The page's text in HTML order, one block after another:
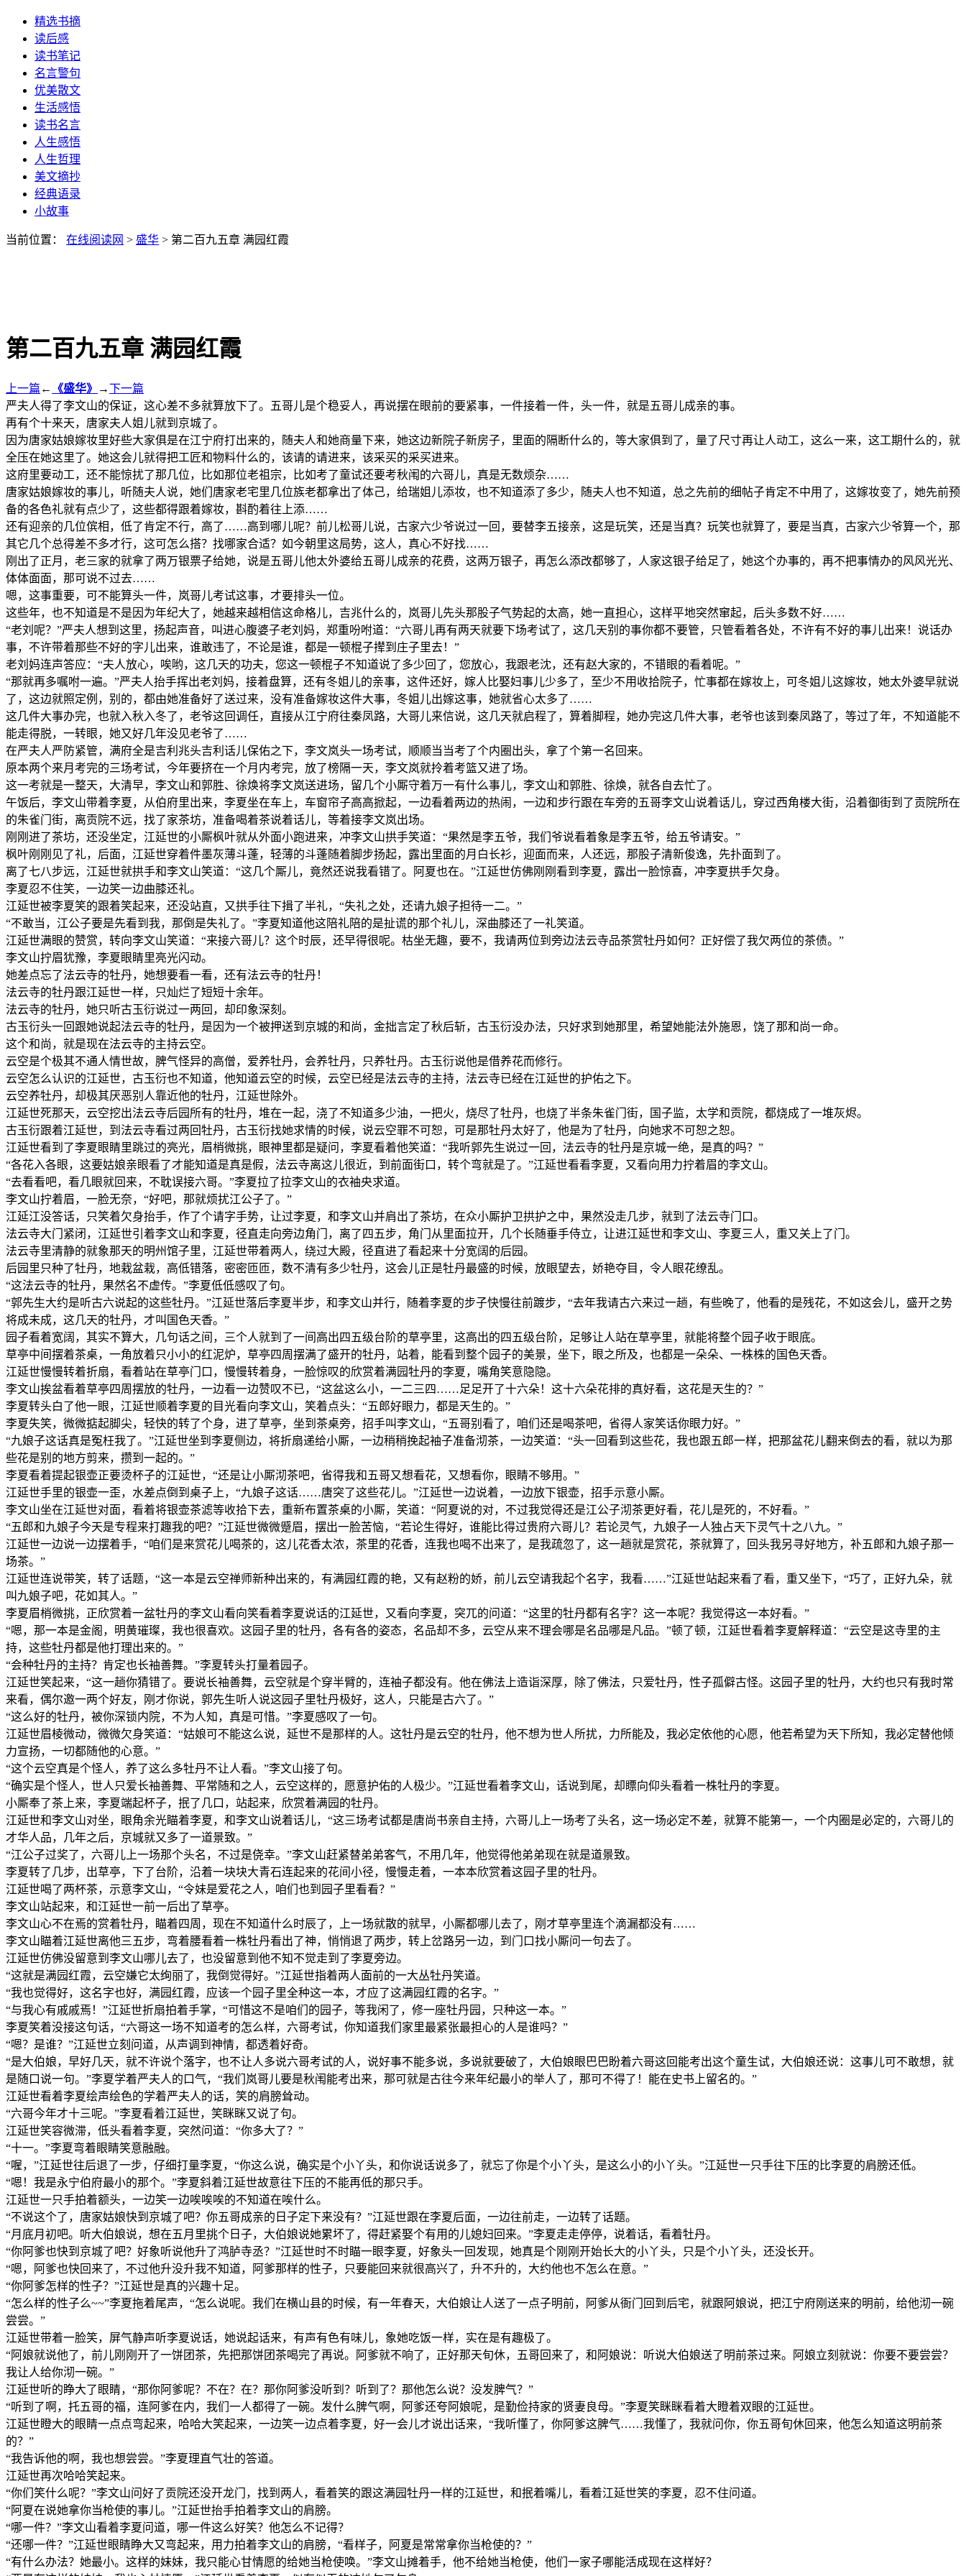
精选书摘
读后感
读书笔记
名言警句
优美散文
生活感悟
读书名言
人生感悟
人生哲理
美文摘抄
经典语录
小故事
当前位置： 在线阅读网 > 盛华 > 第二百九五章 满园红霞
第二百九五章 满园红霞
上一篇 ← 《盛华》 →下一篇
严夫人得了李文山的保证，这心差不多就算放下了。五哥儿是个稳妥人，再说摆在眼前的要紧事，一件接着一件，头一件，就是五哥儿成亲的事。
再有个十来天，唐家夫人姐儿就到京城了。
因为唐家姑娘嫁妆里好些大家俱是在江宁府打出来的，随夫人和她商量下来，她这边新院子新房子，里面的隔断什么的，等大家俱到了，量了尺寸再让人动工，这么一来，这工期什么的，就
全压在她这里了。她这会儿就得把工匠和物料什么的，该请的请进来，该采买的采买进来。
这府里要动工，还不能惊扰了那几位，比如那位老祖宗，比如考了童试还要考秋闱的六哥儿，真是无数烦杂……
唐家姑娘嫁妆的事儿，听随夫人说，她们唐家老宅里几位族老都拿出了体己，给瑞姐儿添妆，也不知道添了多少，随夫人也不知道，总之先前的细帖子肯定不中用了，这嫁妆变了，她先前预
备的各色礼就有点少了，这些都得跟着嫁妆，斟酌着往上添……
还有迎亲的几位傧相，低了肯定不行，高了……高到哪儿呢？前儿松哥儿说，古家六少爷说过一回，要替李五接亲，这是玩笑，还是当真？玩笑也就算了，要是当真，古家六少爷算一个，那
其它几个总得差不多才行，这可怎么搭？找哪家合适？如今朝里这局势，这人，真心不好找……
刚出了正月，老三家的就拿了两万银票子给她，说是五哥儿他太外婆给五哥儿成亲的花费，这两万银子，再怎么添改都够了，人家这银子给足了，她这个办事的，再不把事情办的风风光光、
体体面面，那可说不过去……
嗯，这事重要，可不能算头一件，岚哥儿考试这事，才要排头一位。
这些年，也不知道是不是因为年纪大了，她越来越相信这命格儿，吉兆什么的，岚哥儿先头那股子气势起的太高，她一直担心，这样平地突然窜起，后头多数不好……
“老刘呢？”严夫人想到这里，扬起声音，叫进心腹婆子老刘妈，郑重吩咐道：“六哥儿再有两天就要下场考试了，这几天别的事你都不要管，只管看着各处，不许有不好的事儿出来！说话办
事，不许带着那些不好的字儿出来，谁敢违了，不论是谁，都是一顿棍子撵到庄子里去！”
老刘妈连声答应：“夫人放心，唉哟，这几天的功夫，您这一顿棍子不知道说了多少回了，您放心，我跟老沈，还有赵大家的，不错眼的看着呢。”
“那就再多嘱咐一遍。”严夫人抬手挥出老刘妈，接着盘算，还有冬姐儿的亲事，这件还好，嫁人比娶妇事儿少多了，至少不用收拾院子，忙事都在嫁妆上，可冬姐儿这嫁妆，她太外婆早就说
了，这边就照定例，别的，都由她准备好了送过来，没有准备嫁妆这件大事，冬姐儿出嫁这事，她就省心太多了……
这几件大事办完，也就入秋入冬了，老爷这回调任，直接从江宁府往秦凤路，大哥儿来信说，这几天就启程了，算着脚程，她办完这几件大事，老爷也该到秦凤路了，等过了年，不知道能不
能走得脱，一转眼，她又好几年没见老爷了……
在严夫人严防紧管，满府全是吉利兆头吉利话儿保佑之下，李文岚头一场考试，顺顺当当考了个内圈出头，拿了个第一名回来。
原本两个来月考完的三场考试，今年要挤在一个月内考完，放了榜隔一天，李文岚就拎着考篮又进了场。
这一考就是一整天，大清早，李文山和郭胜、徐焕将李文岚送进场，留几个小厮守着万一有什么事儿，李文山和郭胜、徐焕，就各自去忙了。
午饭后，李文山带着李夏，从伯府里出来，李夏坐在车上，车窗帘子高高掀起，一边看着两边的热闹，一边和步行跟在车旁的五哥李文山说着话儿，穿过西角楼大街，沿着御街到了贡院所在
的朱雀门街，离贡院不远，找了家茶坊，准备喝着茶说着话儿，等着接李文岚出场。
刚刚进了茶坊，还没坐定，江延世的小厮枫叶就从外面小跑进来，冲李文山拱手笑道：“果然是李五爷，我们爷说看着象是李五爷，给五爷请安。”
枫叶刚刚见了礼，后面，江延世穿着件墨灰薄斗蓬，轻薄的斗蓬随着脚步扬起，露出里面的月白长衫，迎面而来，人还远，那股子清新俊逸，先扑面到了。
离了七八步远，江延世就拱手和李文山笑道：“这几个厮儿，竟然还说我看错了。阿夏也在。”江延世仿佛刚刚看到李夏，露出一脸惊喜，冲李夏拱手欠身。
李夏忍不住笑，一边笑一边曲膝还礼。
江延世被李夏笑的跟着笑起来，还没站直，又拱手往下揖了半礼，“失礼之处，还请九娘子担待一二。”
“不敢当，江公子要是先看到我，那倒是失礼了。”李夏知道他这陪礼陪的是扯谎的那个礼儿，深曲膝还了一礼笑道。
江延世满眼的赞赏，转向李文山笑道：“来接六哥儿？这个时辰，还早得很呢。枯坐无趣，要不，我请两位到旁边法云寺品茶赏牡丹如何？正好偿了我欠两位的茶债。”
李文山拧眉犹豫，李夏眼睛里亮光闪动。
她差点忘了法云寺的牡丹，她想要看一看，还有法云寺的牡丹！
法云寺的牡丹跟江延世一样，只灿烂了短短十余年。
法云寺的牡丹，她只听古玉衍说过一两回，却印象深刻。
古玉衍头一回跟她说起法云寺的牡丹，是因为一个被押送到京城的和尚，金拙言定了秋后斩，古玉衍没办法，只好求到她那里，希望她能法外施恩，饶了那和尚一命。
这个和尚，就是现在法云寺的主持云空。
云空是个极其不通人情世故，脾气怪异的高僧，爱养牡丹，会养牡丹，只养牡丹。古玉衍说他是借养花而修行。
云空怎么认识的江延世，古玉衍也不知道，他知道云空的时候，云空已经是法云寺的主持，法云寺已经在江延世的护佑之下。
云空养牡丹，却极其厌恶别人靠近他的牡丹，江延世除外。
江延世死那天，云空挖出法云寺后园所有的牡丹，堆在一起，浇了不知道多少油，一把火，烧尽了牡丹，也烧了半条朱雀门街，国子监，太学和贡院，都烧成了一堆灰烬。
古玉衍跟着江延世，到法云寺看过两回牡丹，古玉衍找她求情的时候，说云空罪不可恕，可是那牡丹太好了，他是为了牡丹，向她求不可恕之恕。
江延世看到了李夏眼睛里跳过的亮光，眉梢微挑，眼神里都是疑问，李夏看着他笑道：“我听郭先生说过一回，法云寺的牡丹是京城一绝，是真的吗？”
“各花入各眼，这要姑娘亲眼看了才能知道是真是假，法云寺离这儿很近，到前面街口，转个弯就是了。”江延世看看李夏，又看向用力拧着眉的李文山。
“去看看吧，看几眼就回来，不耽误接六哥。”李夏拉了拉李文山的衣袖央求道。
李文山拧着眉，一脸无奈，“好吧，那就烦扰江公子了。”
江延江没答话，只笑着欠身抬手，作了个请字手势，让过李夏，和李文山并肩出了茶坊，在众小厮护卫拱护之中，果然没走几步，就到了法云寺门口。
法云寺大门紧闭，江延世引着李文山和李夏，径直走向旁边角门，离了四五步，角门从里面拉开，几个长随垂手侍立，让进江延世和李文山、李夏三人，重又关上了门。
法云寺里清静的就象那天的明州馆子里，江延世带着两人，绕过大殿，径直进了看起来十分宽阔的后园。
后园里只种了牡丹，地栽盆栽，高低错落，密密匝匝，数不清有多少牡丹，这会儿正是牡丹最盛的时候，放眼望去，娇艳夺目，令人眼花缭乱。
“这法云寺的牡丹，果然名不虚传。”李夏低低感叹了句。
“郭先生大约是听古六说起的这些牡丹。”江延世落后李夏半步，和李文山并行，随着李夏的步子快慢往前踱步，“去年我请古六来过一趟，有些晚了，他看的是残花，不如这会儿，盛开之势
将成未成，这几天的牡丹，才叫国色天香。”
园子看着宽阔，其实不算大，几句话之间，三个人就到了一间高出四五级台阶的草亭里，这高出的四五级台阶，足够让人站在草亭里，就能将整个园子收于眼底。
草亭中间摆着茶桌，一角放着只小小的红泥炉，草亭四周摆满了盛开的牡丹，站着，能看到整个园子的美景，坐下，眼之所及，也都是一朵朵、一株株的国色天香。
江延世慢慢转着折扇，看着站在草亭门口，慢慢转着身，一脸惊叹的欣赏着满园牡丹的李夏，嘴角笑意隐隐。
李文山挨盆看着草亭四周摆放的牡丹，一边看一边赞叹不已，“这盆这么小，一二三四……足足开了十六朵！这十六朵花排的真好看，这花是天生的？”
李夏转头白了他一眼，江延世顺着李夏的目光看向李文山，笑着点头：“五郎好眼力，都是天生的。”
李夏失笑，微微掂起脚尖，轻快的转了个身，进了草亭，坐到茶桌旁，招手叫李文山，“五哥别看了，咱们还是喝茶吧，省得人家笑话你眼力好。”
“九娘子这话真是冤枉我了。”江延世坐到李夏侧边，将折扇递给小厮，一边稍稍挽起袖子准备沏茶，一边笑道：“头一回看到这些花，我也跟五郎一样，把那盆花儿翻来倒去的看，就以为那
些花是别的地方剪来，攒到一起的。”
李夏看着提起银壶正要烫杯子的江延世，“还是让小厮沏茶吧，省得我和五哥又想看花，又想看你，眼睛不够用。”
江延世手里的银壶一歪，水差点倒到桌子上，“九娘子这话……唐突了这些花儿。”江延世一边说着，一边放下银壶，招手示意小厮。
李文山坐在江延世对面，看着将银壶茶滤等收拾下去，重新布置茶桌的小厮，笑道：“阿夏说的对，不过我觉得还是江公子沏茶更好看，花儿是死的，不好看。”
“五郎和九娘子今天是专程来打趣我的吧？”江延世微微蹙眉，摆出一脸苦恼，“若论生得好，谁能比得过贵府六哥儿？若论灵气，九娘子一人独占天下灵气十之八九。”
江延世一边说一边摆着手，“咱们是来赏花儿喝茶的，这儿花香太浓，茶里的花香，连我也喝不出来了，是我疏忽了，这一趟就是赏花，茶就算了，回头我另寻好地方，补五郎和九娘子那一
场茶。”
江延世连说带笑，转了话题，“这一本是云空禅师新种出来的，有满园红霞的艳，又有赵粉的娇，前儿云空请我起个名字，我看……”江延世站起来看了看，重又坐下，“巧了，正好九朵，就
叫九娘子吧，花如其人。”
李夏眉梢微挑，正欣赏着一盆牡丹的李文山看向笑看着李夏说话的江延世，又看向李夏，突兀的问道：“这里的牡丹都有名字？这一本呢？我觉得这一本好看。”
“嗯，那一本是金阁，明黄璀璨，我也很喜欢。这园子里的牡丹，各有各的姿态，名品却不多，云空从来不理会哪是名品哪是凡品。”顿了顿，江延世看着李夏解释道：“云空是这寺里的主
持，这些牡丹都是他打理出来的。”
“会种牡丹的主持？肯定也长袖善舞。”李夏转头打量着园子。
江延世笑起来，“这一趟你猜错了。要说长袖善舞，云空就是个穿半臂的，连袖子都没有。他在佛法上造诣深厚，除了佛法，只爱牡丹，性子孤僻古怪。这园子里的牡丹，大约也只有我时常
来看，偶尔邀一两个好友，刚才你说，郭先生听人说这园子里牡丹极好，这人，只能是古六了。”
“这么好的牡丹，被你深锁内院，不为人知，真是可惜。”李夏感叹了一句。
江延世眉棱微动，微微欠身笑道：“姑娘可不能这么说，延世不是那样的人。这牡丹是云空的牡丹，他不想为世人所扰，力所能及，我必定依他的心愿，他若希望为天下所知，我必定替他倾
力宣扬，一切都随他的心意。”
“这个云空真是个怪人，养了这么多牡丹不让人看。”李文山接了句。
“确实是个怪人，世人只爱长袖善舞、平常随和之人，云空这样的，愿意护佑的人极少。”江延世看着李文山，话说到尾，却瞟向仰头看着一株牡丹的李夏。
小厮奉了茶上来，李夏端起杯子，抿了几口，站起来，欣赏着满园的牡丹。
江延世和李文山对坐，眼角余光瞄着李夏，和李文山说着话儿，“这三场考试都是唐尚书亲自主持，六哥儿上一场考了头名，这一场必定不差，就算不能第一，一个内圈是必定的，六哥儿的
才华人品，几年之后，京城就又多了一道景致。”
“江公子过奖了，六哥儿上一场那个头名，不过是侥幸。”李文山赶紧替弟弟客气，不用几年，他觉得他弟弟现在就是道景致。
李夏转了几步，出草亭，下了台阶，沿着一块块大青石连起来的花间小径，慢慢走着，一本本欣赏着这园子里的牡丹。
江延世喝了两杯茶，示意李文山，“令妹是爱花之人，咱们也到园子里看看？”
李文山站起来，和江延世一前一后出了草亭。
李文山心不在焉的赏着牡丹，瞄着四周，现在不知道什么时辰了，上一场就散的就早，小厮都哪儿去了，刚才草亭里连个滴漏都没有……
李文山瞄着江延世离他三五步，弯着腰看着一株牡丹看出了神，悄悄退了两步，转上岔路另一边，到门口找小厮问一句去了。
江延世仿佛没留意到李文山哪儿去了，也没留意到他不知不觉走到了李夏旁边。
“这就是满园红霞，云空嫌它太绚丽了，我倒觉得好。”江延世指着两人面前的一大丛牡丹笑道。
“我也觉得好，这名字也好，满园红霞，应该一个园子里全种这一本，才应了这满园红霞的名字。”
“与我心有戚戚焉！”江延世折扇拍着手掌，“可惜这不是咱们的园子，等我闲了，修一座牡丹园，只种这一本。”
李夏笑着没接这句话，“六哥这一场不知道考的怎么样，六哥考试，你知道我们家里最紧张最担心的人是谁吗？”
“嗯？是谁？”江延世立刻问道，从声调到神情，都透着好奇。
“是大伯娘，早好几天，就不许说个落字，也不让人多说六哥考试的人，说好事不能多说，多说就要破了，大伯娘眼巴巴盼着六哥这回能考出这个童生试，大伯娘还说：这事儿可不敢想，就
是随口说一句。”李夏学着严夫人的口气，“我们岚哥儿要是秋闱能考出来，那可就是古往今来年纪最小的举人了，那可不得了！能在史书上留名的。”
江延世看着李夏绘声绘色的学着严夫人的话，笑的肩膀耸动。
“六哥今年才十三呢。”李夏看着江延世，笑眯眯又说了句。
江延世笑容微滞，低头看着李夏，突然问道：“你多大了？”
“十一。”李夏弯着眼睛笑意融融。
“喔，”江延世往后退了一步，仔细打量李夏，“你这么说，确实是个小丫头，和你说话说多了，就忘了你是个小丫头，是这么小的小丫头。”江延世一只手往下压的比李夏的肩膀还低。
“嗯！我是永宁伯府最小的那个。”李夏斜着江延世故意往下压的不能再低的那只手。
江延世一只手拍着额头，一边笑一边唉唉唉的不知道在唉什么。
“不说这个了，唐家姑娘快到京城了吧？你五哥成亲的日子定下来没有？”江延世跟在李夏后面，一边往前走，一边转了话题。
“月底月初吧。听大伯娘说，想在五月里挑个日子，大伯娘说她累坏了，得赶紧娶个有用的儿媳妇回来。”李夏走走停停，说着话，看着牡丹。
“你阿爹也快到京城了吧？好象听说他升了鸿胪寺丞？”江延世时不时瞄一眼李夏，好象头一回发现，她真是个刚刚开始长大的小丫头，只是个小丫头，还没长开。
“嗯，阿爹也快回来了，不过他升没升我不知道，阿爹那样的性子，只要能回来就很高兴了，升不升的，大约他也不怎么在意。”
“你阿爹怎样的性子？”江延世是真的兴趣十足。
“怎么样的性子么~~”李夏拖着尾声，“怎么说呢。我们在横山县的时候，有一年春天，大伯娘让人送了一点子明前，阿爹从衙门回到后宅，就跟阿娘说，把江宁府刚送来的明前，给他沏一碗
尝尝。”
江延世带着一脸笑，屏气静声听李夏说话，她说起话来，有声有色有味儿，象她吃饭一样，实在是有趣极了。
“阿娘就说他了，前儿刚刚开了一饼团茶，先把那饼团茶喝完了再说。阿爹就不响了，正好那天旬休，五哥回来了，和阿娘说：听说大伯娘送了明前茶过来。阿娘立刻就说：你要不要尝尝？
我让人给你沏一碗。”
江延世听的睁大了眼睛，“那你阿爹呢？不在？在？那你阿爹没听到？听到了？那他怎么说？没发脾气？”
“听到了啊，托五哥的福，连阿爹在内，我们一人都得了一碗。发什么脾气啊，阿爹还夸阿娘呢，是勤俭持家的贤妻良母。”李夏笑眯眯看着大瞪着双眼的江延世。
江延世瞪大的眼睛一点点弯起来，哈哈大笑起来，一边笑一边点着李夏，好一会儿才说出话来，“我听懂了，你阿爹这脾气……我懂了，我就问你，你五哥旬休回来，他怎么知道这明前茶
的？”
“我告诉他的啊，我也想尝尝。”李夏理直气壮的答道。
江延世再次哈哈笑起来。
“你们笑什么呢？”李文山问好了贡院还没开龙门，找到两人，看着笑的跟这满园牡丹一样的江延世，和抿着嘴儿，看着江延世笑的李夏，忍不住问道。
“阿夏在说她拿你当枪使的事儿。”江延世抬手拍着李文山的肩膀。
“哪一件？”李文山看着李夏问道，哪一件这么好笑？他怎么不记得？
“还哪一件？”江延世眼睛睁大又弯起来，用力拍着李文山的肩膀，“看样子，阿夏是常常拿你当枪使的？”
“有什么办法？她最小。这样的妹妹，我只能心甘情愿的给她当枪使唤。”李文山摊着手，他不给她当枪使，他们一家子哪能活成现在这样好？